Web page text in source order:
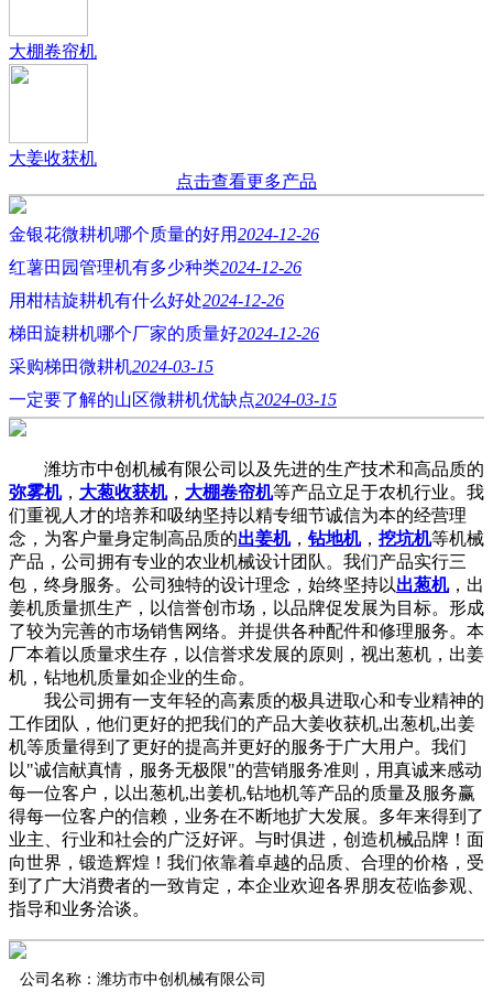
大棚卷帘机
大姜收获机
点击查看更多产品
金银花微耕机哪个质量的好用2024-12-26
红薯田园管理机有多少种类2024-12-26
用柑桔旋耕机有什么好处2024-12-26
梯田旋耕机哪个厂家的质量好2024-12-26
采购梯田微耕机2024-03-15
一定要了解的山区微耕机优缺点2024-03-15
潍坊市中创机械有限公司以及先进的生产技术和高品质的
弥雾机， 大葱收获机， 大棚卷帘机等产品立足于农机行业。我
们重视人才的培养和吸纳坚持以精专细节诚信为本的经营理
念，为客户量身定制高品质的出姜机，钻地机， 挖坑机等机械
产品，公司拥有专业的农业机械设计团队。我们产品实行三
包，终身服务。公司独特的设计理念，始终坚持以出葱机，出
姜机质量抓生产，以信誉创市场，以品牌促发展为目标。形成
了较为完善的市场销售网络。并提供各种配件和修理服务。本
厂本着以质量求生存，以信誉求发展的原则，视出葱机，出姜
机，钻地机质量如企业的生命。
我公司拥有一支年轻的高素质的极具进取心和专业精神的
工作团队，他们更好的把我们的产品大姜收获机,出葱机,出姜
机等质量得到了更好的提高并更好的服务于广大用户。我们
以"诚信献真情，服务无极限"的营销服务准则，用真诚来感动
每一位客户，以出葱机,出姜机,钻地机等产品的质量及服务赢
得每一位客户的信赖，业务在不断地扩大发展。多年来得到了
业主、行业和社会的广泛好评。与时俱进，创造机械品牌！面
向世界，锻造辉煌！我们依靠着卓越的品质、合理的价格，受
到了广大消费者的一致肯定，本企业欢迎各界朋友莅临参观、
指导和业务洽谈。
公司名称：潍坊市中创机械有限公司